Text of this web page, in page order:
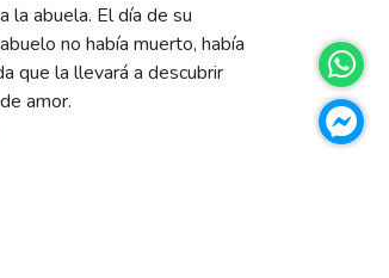
la abuela. El día de su
no había muerto, había
que la llevará a descubrir
amor.